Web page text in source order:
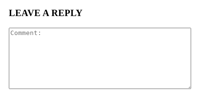
LEAVE A REPLY